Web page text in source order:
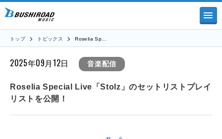
トップ トピックス Roselia Sp…
2025年09月12日 音楽配信
Roselia Special Live「Stolz」のセットリストプレイ
リストを公開！